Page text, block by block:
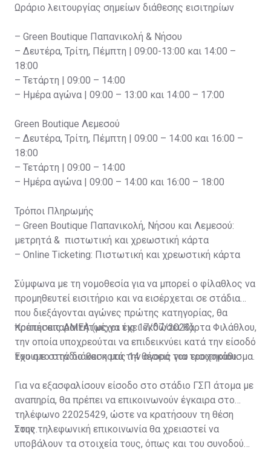
Ωράριο λειτουργίας σημείων διάθεσης εισιτηρίων
– Green Boutique Παπανικολή & Νήσου
– Δευτέρα, Τρίτη, Πέμπτη | 09:00-13:00 και 14:00 –
18:00
– Τετάρτη | 09:00 – 14:00
– Ημέρα αγώνα | 09:00 – 13:00 και 14:00 – 17:00
Green Boutique Λεμεσού
– Δευτέρα, Τρίτη, Πέμπτη | 09:00 – 14:00 και 16:00 –
18:00
– Τετάρτη | 09:00 – 14:00
– Ημέρα αγώνα | 09:00 – 14:00 και 16:00 – 18:00
Τρόποι Πληρωμής
– Green Boutique Παπανικολή, Νήσου και Λεμεσού:
μετρητά & πιστωτική και χρεωστική κάρτα
– Online Ticketing: Πιστωτική και χρεωστική κάρτα
Σύμφωνα με τη νομοθεσία για να μπορεί ο φίλαθλος να
προμηθευτεί εισιτήριο και να εισέρχεται σε στάδια
που διεξάγονται αγώνες πρώτης κατηγορίας, θα
πρέπει απαραιτήτως να έχει εκδώσει Κάρτα Φιλάθλου,
την οποία υποχρεούται να επιδεικνύει κατά την είσοδό
του στο στάδιο και κατά την αγορά του εισιτηρίου.
Κρατήσεις ΑΜΕΑ (μέχρι τις 17/07/2023)
Έχουμε στην διάθεση μας 14 θέσεις για τροχοκάθισμα.
Για να εξασφαλίσουν είσοδο στο στάδιο ΓΣΠ άτομα με
αναπηρία, θα πρέπει να επικοινωνούν έγκαιρα στο
τηλέφωνο 22025429, ώστε να κρατήσουν τη θέση
τους.
Στην τηλεφωνική επικοινωνία θα χρειαστεί να
υποβάλουν τα στοιχεία τους, όπως και του συνοδού